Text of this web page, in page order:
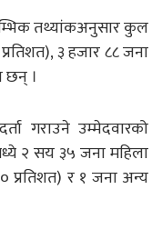
तथ्यांकअनुसार कुल
३ हजार ८८ जना
छन् ।
गराउने उम्मेदवारको
२ सय ३५ जना महिला
प्रतिशत) र १ जना अन्य